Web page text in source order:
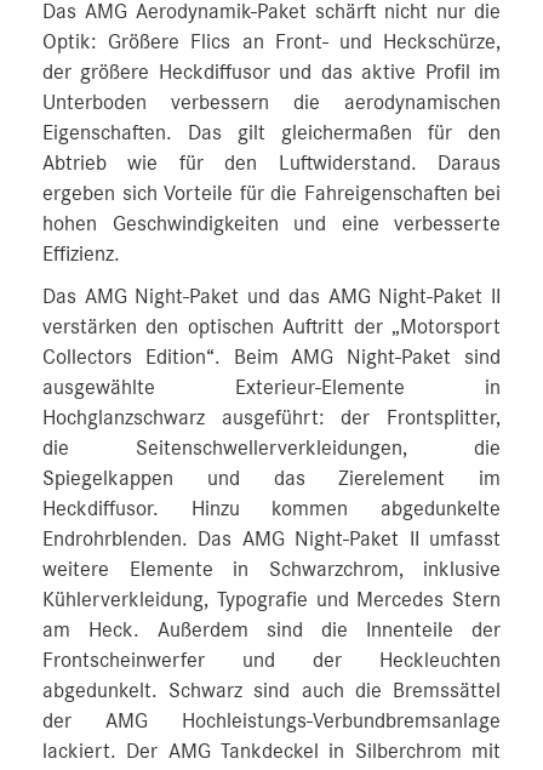
Das AMG Aerodynamik-Paket schärft nicht nur die
Optik: Größere Flics an Front- und Heckschürze,
der größere Heckdiffusor und das aktive Profil im
Unterboden verbessern die aerodynamischen
Eigenschaften. Das gilt gleichermaßen für den
Abtrieb wie für den Luftwiderstand. Daraus
ergeben sich Vorteile für die Fahreigenschaften bei
hohen Geschwindigkeiten und eine verbesserte
Effizienz.
Das AMG Night-Paket und das AMG Night-Paket II
verstärken den optischen Auftritt der „Motorsport
Collectors Edition“. Beim AMG Night-Paket sind
ausgewählte Exterieur-Elemente in
Hochglanzschwarz ausgeführt: der Frontsplitter,
die Seitenschwellerverkleidungen, die
Spiegelkappen und das Zierelement im
Heckdiffusor. Hinzu kommen abgedunkelte
Endrohrblenden. Das AMG Night-Paket II umfasst
weitere Elemente in Schwarzchrom, inklusive
Kühlerverkleidung, Typografie und Mercedes Stern
am Heck. Außerdem sind die Innenteile der
Frontscheinwerfer und der Heckleuchten
abgedunkelt. Schwarz sind auch die Bremssättel
der AMG Hochleistungs-Verbundbremsanlage
lackiert. Der AMG Tankdeckel in Silberchrom mit